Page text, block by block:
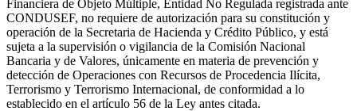
Financiera de Objeto Múltiple, Entidad No Regulada registrada ante
CONDUSEF, no requiere de autorización para su constitución y
operación de la Secretaria de Hacienda y Crédito Público, y está
sujeta a la supervisión o vigilancia de la Comisión Nacional
Bancaria y de Valores, únicamente en materia de prevención y
detección de Operaciones con Recursos de Procedencia Ilícita,
Terrorismo y Terrorismo Internacional, de conformidad a lo
establecido en el artículo 56 de la Ley antes citada.